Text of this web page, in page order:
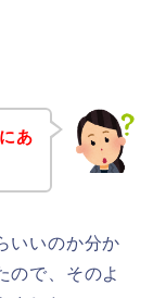
あ
いいのか分か
ので、そのよ